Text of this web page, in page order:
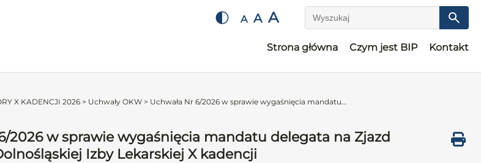
A A A Wyszukaj
Strona główna Czym jest BIP Kontakt
X KADENCJI 2026 > Uchwały OKW > Uchwała Nr 6/2026 w sprawie wygaśnięcia mandatu...
2026 w sprawie wygaśnięcia mandatu delegata na Zjazd
Izby Lekarskiej X kadencji